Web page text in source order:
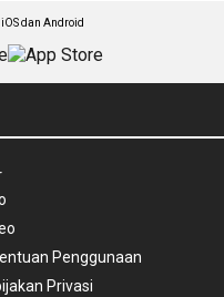
dan Android
Penggunaan
Privasi